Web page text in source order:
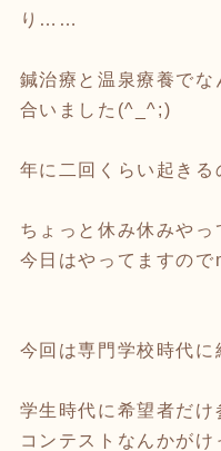
り……
鍼治療と温泉療養で
合いました(^_^;)
年に二回くらい起き
ちょっと休み休みやっ
今日はやってますの
今回は専門学校時代に
学生時代に希望者だけ
コンテストなんかがけ